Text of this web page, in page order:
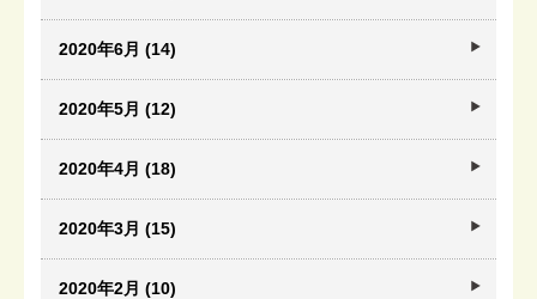
2020年6月 (14)
2020年5月 (12)
2020年4月 (18)
2020年3月 (15)
2020年2月 (10)